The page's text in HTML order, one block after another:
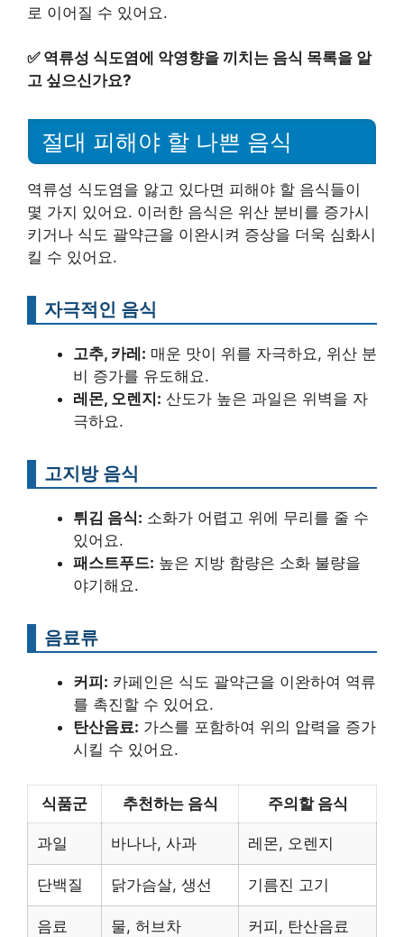
로 이어질 수 있어요.
✅ 역류성 식도염에 악영향을 끼치는 음식 목록을 알
고 싶으신가요?
절대 피해야 할 나쁜 음식
역류성 식도염을 앓고 있다면 피해야 할 음식들이
몇 가지 있어요. 이러한 음식은 위산 분비를 증가시
키거나 식도 괄약근을 이완시켜 증상을 더욱 심화시
킬 수 있어요.
자극적인 음식
고추, 카레: 매운 맛이 위를 자극하요, 위산 분
비 증가를 유도해요.
레몬, 오렌지: 산도가 높은 과일은 위벽을 자
극하요.
고지방 음식
튀김 음식: 소화가 어렵고 위에 무리를 줄 수
있어요.
패스트푸드: 높은 지방 함량은 소화 불량을
야기해요.
음료류
커피: 카페인은 식도 괄약근을 이완하여 역류
를 촉진할 수 있어요.
탄산음료: 가스를 포함하여 위의 압력을 증가
시킬 수 있어요.
식품군 추천하는 음식 주의할 음식
과일 바나나, 사과 레몬, 오렌지
단백질 닭가슴살, 생선 기름진 고기
음료 물, 허브차 커피, 탄산음료